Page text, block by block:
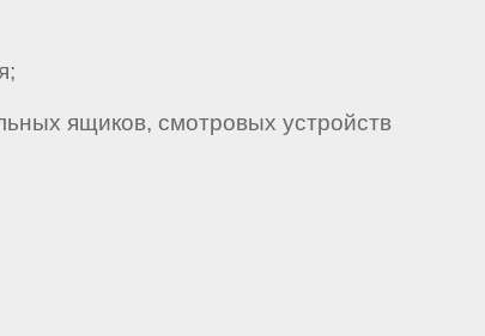
ящиков, смотровых устройств